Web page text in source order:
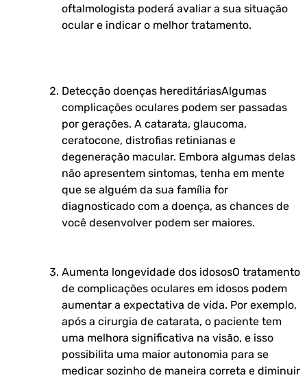
oftalmologista poderá avaliar a sua situação
ocular e indicar o melhor tratamento.
Detecção doenças hereditáriasAlgumas
complicações oculares podem ser passadas
por gerações. A catarata, glaucoma,
ceratocone, distrofias retinianas e
degeneração macular. Embora algumas delas
não apresentem sintomas, tenha em mente
que se alguém da sua família for
diagnosticado com a doença, as chances de
você desenvolver podem ser maiores.
Aumenta longevidade dos idososO tratamento
de complicações oculares em idosos podem
aumentar a expectativa de vida. Por exemplo,
após a cirurgia de catarata, o paciente tem
uma melhora significativa na visão, e isso
possibilita uma maior autonomia para se
medicar sozinho de maneira correta e diminuir